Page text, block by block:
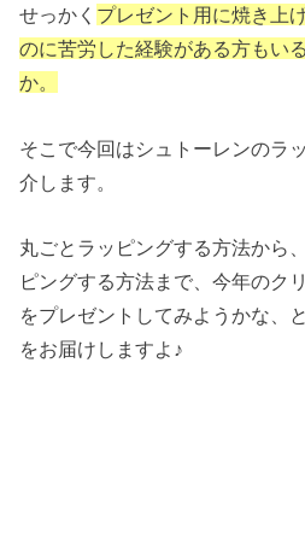
せっかく プレゼント用に焼き上
のに苦労した経験がある方もい
か。
そこで今回はシュトーレンのラ
介します。
丸ごとラッピングする方法から
ピングする方法まで、今年のク
をプレゼントしてみようかな、
をお届けしますよ♪